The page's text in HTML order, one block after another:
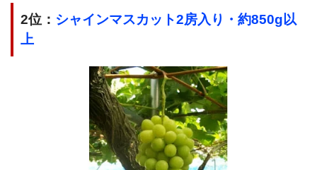
2位： シャインマスカット2房入り・約850g以
上